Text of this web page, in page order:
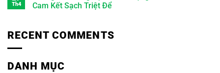
Th4
Cam Kết Sạch Triệt Để
RECENT COMMENTS
DANH MỤC